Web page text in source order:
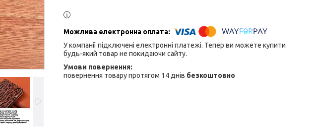
У компанії підключені електронні платежі. Тепер ви можете купити
будь-який товар не покидаючи сайту.
повернення товару протягом 14 днів безкоштовно